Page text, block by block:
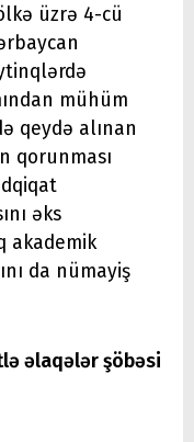
üzrə 4-cü
mühüm
qeydə alınan
qorunması
əks
akademik
da nümayiş
əlaqələr şöbəsi